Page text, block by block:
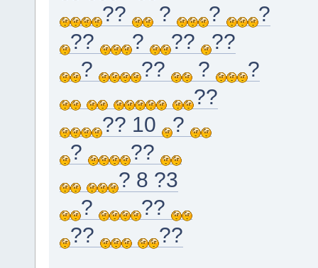
??
? ?
?
??
? ??
??
?
?? ?
?
??
?? 10
?
?
??
? 8 ?3
?
??
??
??